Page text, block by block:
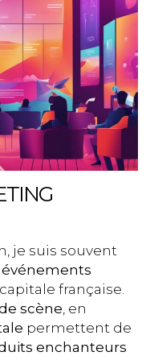
je suis souvent
événements
française.
scène , en
permettent de
enchanteurs